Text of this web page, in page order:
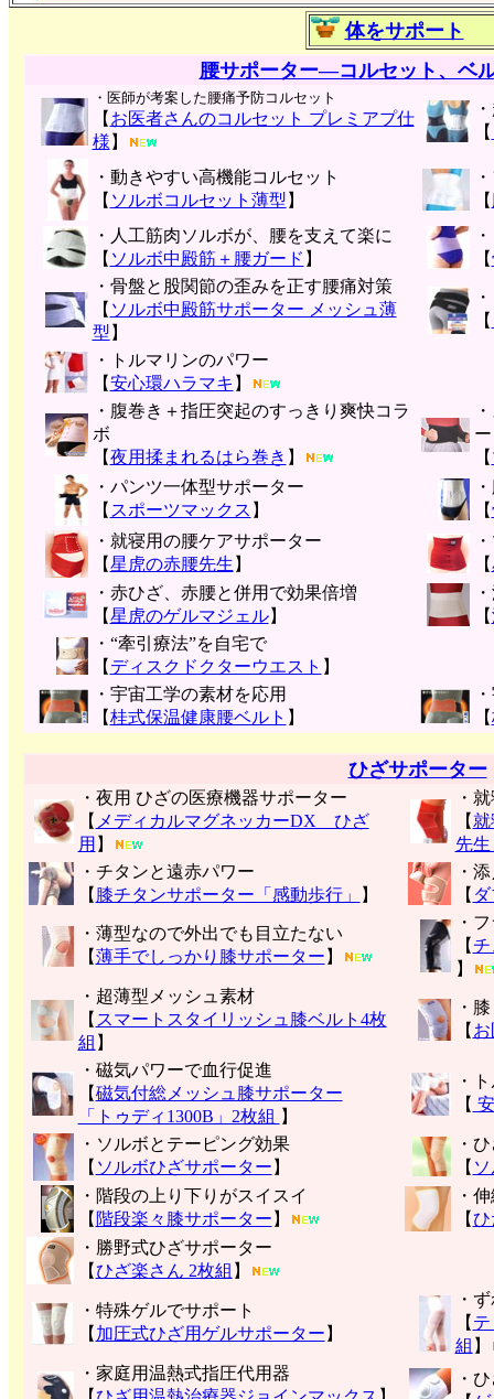
体をサポート
腰サポーター―コルセット、ベ
・医師が考案した腰痛予防コルセット
【 お医者さんのコルセット プレミアプ仕
様 】
【
・動きやすい高機能コルセット
【 ソルボコルセット薄型 】
【
・人工筋肉ソルボが、腰を支えて楽に
【 ソルボ中殿筋＋腰ガード 】
【
・骨盤と股関節の歪みを正す腰痛対策
【 ソルボ中殿筋サポーター メッシュ薄
型 】
【
・トルマリンのパワー
【安心環ハラマキ 】
・腹巻き＋指圧突起のすっきり爽快コラ
ボ
【夜用揉まれるはら巻き 】
ー
【
・パンツ一体型サポーター
【 スポーツマックス 】
【
・就寝用の腰ケアサポーター
【星虎の赤腰先生 】
【
・赤ひざ、赤腰と併用で効果倍増
【星虎のゲルマジェル】
【
・“牽引療法”を自宅で
【 ディスクドクターウエスト 】
・宇宙工学の素材を応用
【桂式保温健康腰ベルト 】
【
ひざサポーター
・夜用 ひざの医療機器サポーター
【 メディカルマグネッカーDX ひざ
用 】
・
【
先生
・チタンと遠赤パワー
【 膝チタンサポーター「感動歩行」 】
・
【
・薄型なので外出でも目立たない
【薄手でしっかり膝サポーター 】
・
【チ
】
・超薄型メッシュ素材
【 スマートスタイリッシュ膝ベルト4枚
組 】
・
【
・磁気パワーで血行促進
【磁気付総メッシュ膝サポーター
「トゥディ1300B」2枚組 】
・
【
・ソルボとテーピング効果
【 ソルボひざサポーター 】
・
【
・階段の上り下りがスイスイ
【 階段楽々膝サポーター 】
・
【ひ
・勝野式ひざサポーター
【ひざ楽さん 2枚組 】
・特殊ゲルでサポート
【 加圧式ひざ用ゲルサポーター 】
・
【
組 】
・家庭用温熱式指圧代用器
・